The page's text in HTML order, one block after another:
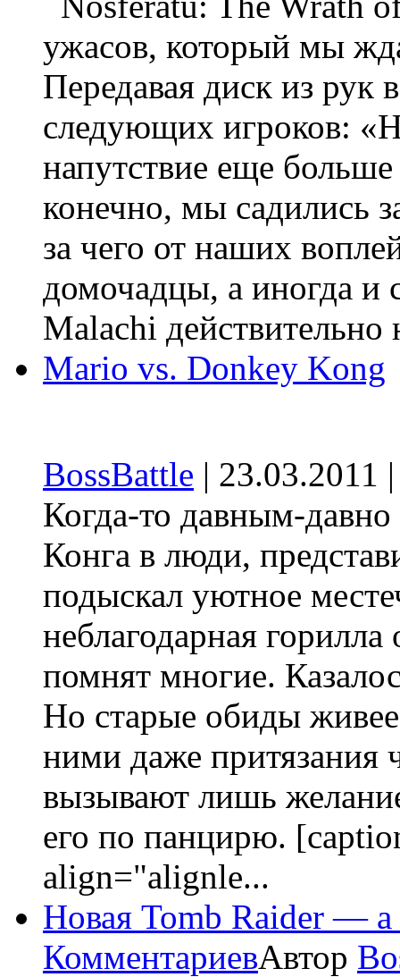
ужасов, который мы
Передавая диск из рук
следующих игроков:
напутствие еще
конечно, мы садились
за чего от наших
домочадцы, а иногда и
Malachi действительно
Mario vs. Donkey Kong
BossBattle | 23.03.2011
Когда-то давным-
Конга в люди,
подыскал уютное
неблагодарная
помнят многие.
Но старые обиды
ними даже притязания
вызывают лишь
его по панцирю.
align="alignle...
Новая Tomb Raider —
КомментариевАвтор